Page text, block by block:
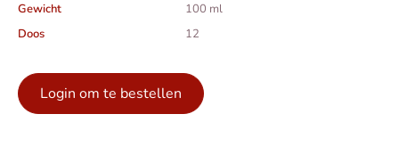
Gewicht
100 ml
Doos
12
Login om te bestellen